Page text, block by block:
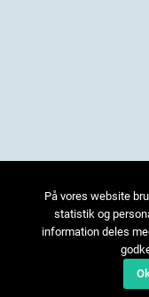
På vores website
statistik og
information deles